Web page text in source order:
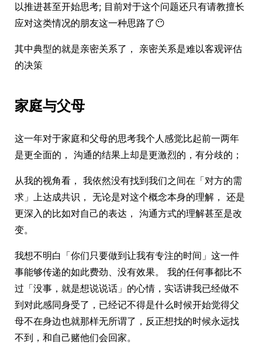
以推进甚至开始思考; 目前对于这个问题还只有请教擅长
应对这类情况的朋友这一种思路了😶
其中典型的就是亲密关系了， 亲密关系是难以客观评估
的决策
家庭与父母
这一年对于家庭和父母的思考我个人感觉比起前一两年
是更全面的， 沟通的结果上却是更激烈的，有分歧的；
从我的视角看， 我依然没有找到我们之间在「对方的需
求」上达成共识， 无论是对这个概念本身的理解， 还是
更深入的比如对自己的表达， 沟通方式的理解甚至是改
变。
我想不明白「你们只要做到让我有专注的时间」这一件
事能够传递的如此费劲、没有效果。 我的任何事都比不
过「没事，就是想说说话」的心情，实话讲我已经做不
到对此感同身受了，已经记不得是什么时候开始觉得父
母不在身边也就那样无所谓了，反正想找的时候永远找
不到，和自己赌他们会回家。